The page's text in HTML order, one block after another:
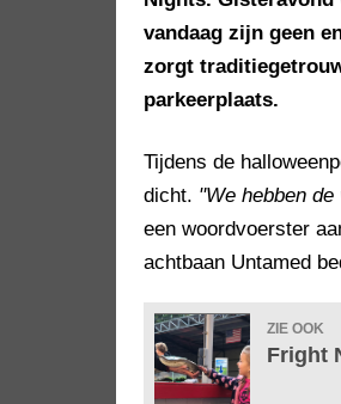
vandaag zijn geen
zorgt
parkeerplaats.
Tijdens de
dicht. "We hebben
een woordvoerster
achtbaan Untamed
ZIE OOK
Fright